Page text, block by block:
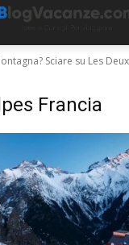
Sciare su Les
Francia